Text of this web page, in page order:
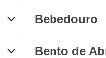
Bebedouro
Bento de